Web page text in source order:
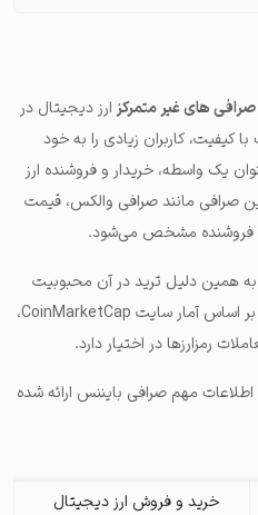
های غیر متمرکز ارز دیجیتال در
کیفیت، کاربران زیادی را به خود
یک واسطه، خریدار و فروشنده ارز
صرافی مانند صرافی والکس، قیمت
و فروشنده مشخص می‌شود.
همین دلیل ترید در آن محبوبیت
زیادی در بین کاربران پیدا کرده است. بر اساس آمار سایت CoinMarketCap،
رمزارزهادر اختیار دارد.
مهم صرافی بایننس ارائه شده
خرید و فروش ارز دیجیتال